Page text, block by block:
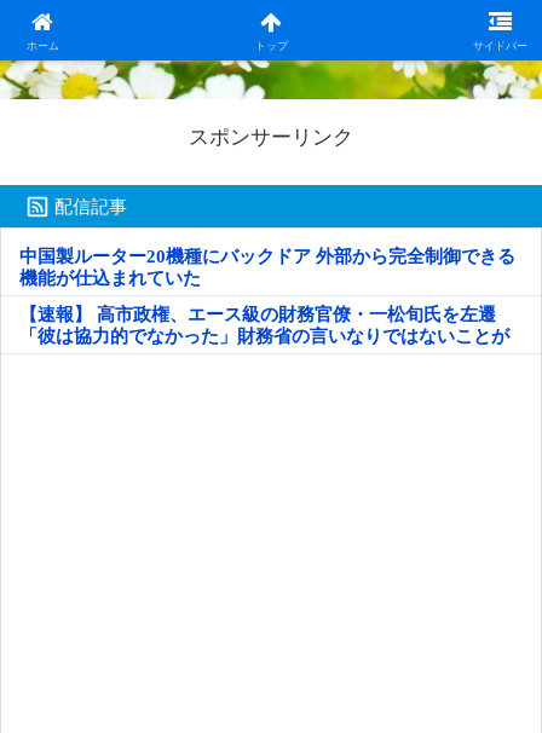
ホーム トップ サイドバー
日本第一！ニュース録
スポンサーリンク
配信記事
中国製ルーター20機種にバックドア 外部から完全制御できる
機能が仕込まれていた
【速報】 高市政権、エース級の財務官僚・一松旬氏を左遷
「彼は協力的でなかった」財務省の言いなりではないことが
判明